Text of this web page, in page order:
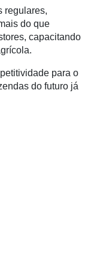
regulares,
do que
capacitando
para o
do futuro já